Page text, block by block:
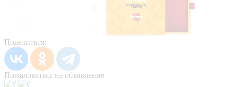
Поделиться:
Пожаловаться на объявление